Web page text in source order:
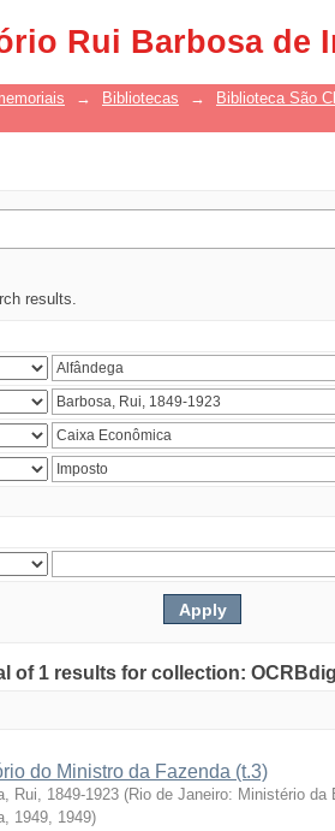
Rui Barbosa de
→ Bibliotecas →
Biblioteca São
results.
of 1 results for collection:
do Ministro da Fazenda (t.3)
Rui, 1849-1923 (Rio de Janeiro: Ministério
1949, 1949)